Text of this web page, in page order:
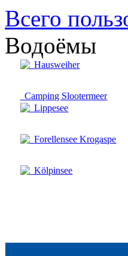
Всего
Водоёмы
Hausweiher
Camping Slootermeer
Lippesee
Forellensee Krogaspe
Kölpinsee